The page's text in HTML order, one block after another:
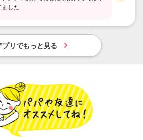
ました
プリでもっと見る